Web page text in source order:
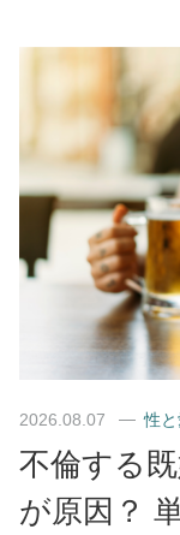
2026.08.07 性と
不倫する
が原因？